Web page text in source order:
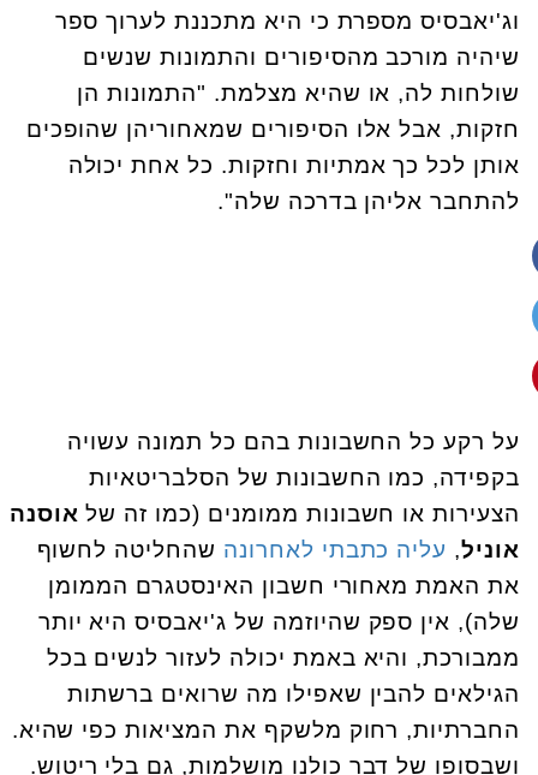
וג'יאבסיס מספרת כי היא מתכננת לערוך ספר
שיהיה מורכב מהסיפורים והתמונות שנשים
שולחות לה, או שהיא מצלמת. "התמונות הן
חזקות, אבל אלו הסיפורים שמאחוריהן שהופכים
אותן לכל כך אמתיות וחזקות. כל אחת יכולה
להתחבר אליהן בדרכה שלה".
על רקע כל החשבונות בהם כל תמונה עשויה
בקפידה, כמו החשבונות של הסלבריטאיות
הצעירות או חשבונות ממומנים (כמו זה של אוסנה
אוניל, עליה כתבתי לאחרונה שהחליטה לחשוף
את האמת מאחורי חשבון האינסטגרם הממומן
שלה), אין ספק שהיוזמה של ג'יאבסיס היא יותר
ממבורכת, והיא באמת יכולה לעזור לנשים בכל
הגילאים להבין שאפילו מה שרואים ברשתות
החברתיות, רחוק מלשקף את המציאות כפי שהיא.
ושבסופו של דבר כולנו מושלמות, גם בלי ריטוש.